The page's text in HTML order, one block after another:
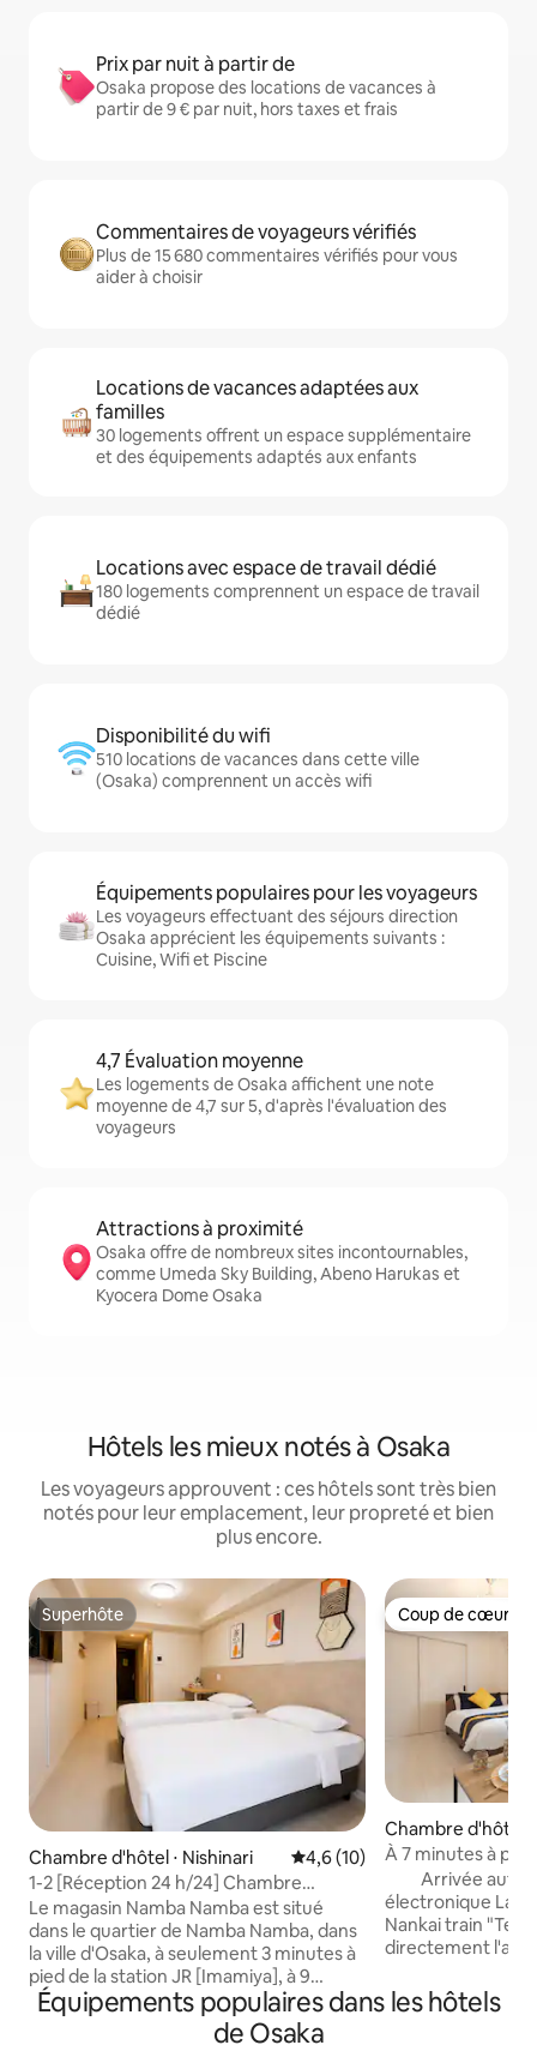
Prix par nuit à partir de
Osaka propose des locations de vacances à
partir de 9 € par nuit, hors taxes et frais
Commentaires de voyageurs vérifiés
Plus de 15 680 commentaires vérifiés pour vous
aider à choisir
Locations de vacances adaptées aux
familles
30 logements offrent un espace supplémentaire
et des équipements adaptés aux enfants
Locations avec espace de travail dédié
180 logements comprennent un espace de travail
dédié
Disponibilité du wifi
510 locations de vacances dans cette ville
(Osaka) comprennent un accès wifi
Équipements populaires pour les voyageurs
Les voyageurs effectuant des séjours direction
Osaka apprécient les équipements suivants :
Cuisine, Wifi et Piscine
4,7 Évaluation moyenne
Les logements de Osaka affichent une note
moyenne de 4,7 sur 5, d'après l'évaluation des
voyageurs
Attractions à proximité
Osaka offre de nombreux sites incontournables,
comme Umeda Sky Building, Abeno Harukas et
Kyocera Dome Osaka
Hôtels les mieux notés à Osaka
Les voyageurs approuvent : ces hôtels sont très bien
notés pour leur emplacement, leur propreté et bien
plus encore.
Superhôte
Superhôte
Chambre d'hôtel ⋅ Nishinari Évaluation moyenne sur la
4,6 (10)
1-2 [Réception 24 h/24] Chambre
standard | À 3 minutes à pied de la
station Imamiya | Appartement
entier | Accès direct à Namba et à
l’aéroport du Kansai | Convient pour
2 personnes | Consigne à bagages
disponible
Le magasin Namba Namba est situé
dans le quartier de Namba Namba, dans
la ville d'Osaka, à seulement 3 minutes à
pied de la station JR [Imamiya], à 9
minutes à pied de la station de métro
[Daikokucho], très bien situé, à
Coup de cœur
Coup de cœur
Chambre d'hôtel
À 7 minutes à
Chaya, dans la
également à
303, directement
Kansai et à
Arrivée
électronique La gare la plus proche de
Nankai train
directement
Station » se
la « gare de
Équipements populaires dans les hôtels
de Osaka